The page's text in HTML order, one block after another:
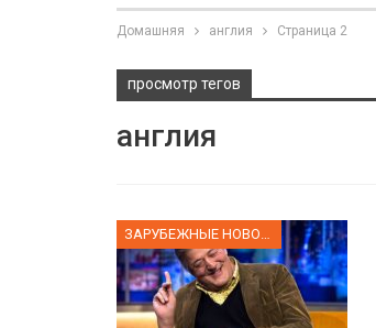
Домашняя англия Страница 2
просмотр тегов
англия
ФОТО